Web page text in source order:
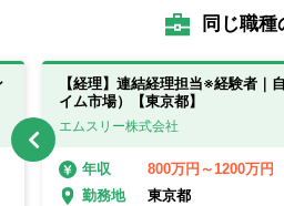
同じ職種
【経理】連結経理担当※経験者｜
イム市場）【東京都】
エムスリー株式会社
年収
800万円～1200万円
勤務地
東京都